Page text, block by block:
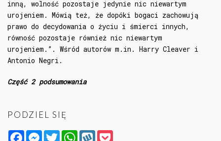
inną, wolność pozostaje jedynie nic niewartym
urojeniem. Mówią też, że dopóki bogaci zachowują
prawo do decydowania o życiu i śmierci innych,
równość pozostaje również nic niewartym
urojeniem.”. Wśród autorów m.in. Harry Cleaver i
Antonio Negri.
Część 2 podsumowania
PODZIEL SIĘ
FacebookMessenger
TwitterWhatsApp
Wykop